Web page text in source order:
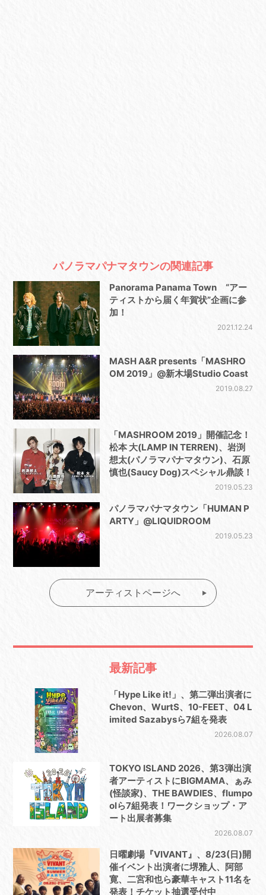
パノラマパナマタウンの関連記事
Panorama Panama Town “アー
ティストから届く年賀状”企画に参
加！
2021.12.24
MASH A&R presents「MASHRO
OM 2019」@新木場Studio Coast
2019.08.27
「MASHROOM 2019」開催記念！
松本 大(LAMP IN TERREN)、岩渕
想太(パノラマパナマタウン)、石原
慎也(Saucy Dog)スペシャル鼎談！
2019.05.23
パノラマパナマタウン「HUMAN P
ARTY」@LIQUIDROOM
2019.05.23
アーティストページへ
最新記事
「Hype Like it!」、第二弾出演者に
Chevon、WurtS、10-FEET、04 L
imited Sazabysら7組を発表
2026.08.07
TOKYO ISLAND 2026、第3弾出演
者アーティストにBIGMAMA、ぁみ
(怪談家)、THE BAWDIES、flumpo
olら7組発表！ワークショップ・ア
ート出展者募集
2026.08.07
日曜劇場『VIVANT』、8/23(日)開
催イベント出演者に堺雅人、阿部
寛、二宮和也ら豪華キャスト11名を
発表！チケット抽選受付中